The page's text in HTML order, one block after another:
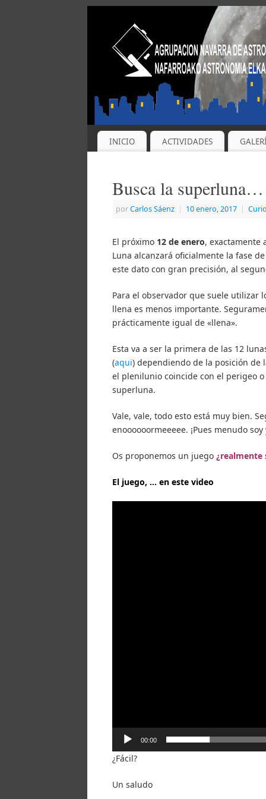
INICIO ACTIVIDADES
Busca la superluna…
porCarlos Sáenz | 10 enero, 2017 |
El próximo 12 de enero, exactamente
Luna alcanzará oficialmente la fase
este dato con gran precisión, al
Para el observador que suele utilizar
llena es menos importante.
prácticamente igual de «llena».
Esta va a ser la primera de las 12
(aqui) dependiendo de la posición de
el plenilunio coincide con el perigeo
superluna.
Vale, vale, todo esto está muy bien.
enoooooormeeeee. ¡Pues menudo
Os proponemos un juego ¿realmente
El juego, … en este video
00:00
¿Fácil?
Un saludo